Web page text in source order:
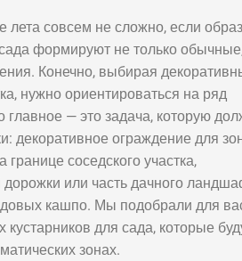
лета совсем не сложно, если образ
формируют не только
Конечно, выбирая
нужно ориентироваться на ряд
— это задача, которую
декоративное ограждение для
границе соседского участка,
или часть дачного
кашпо. Мы подобрали для
для сада, которые
зонах.
светлый
с жемчужным
ОКНО